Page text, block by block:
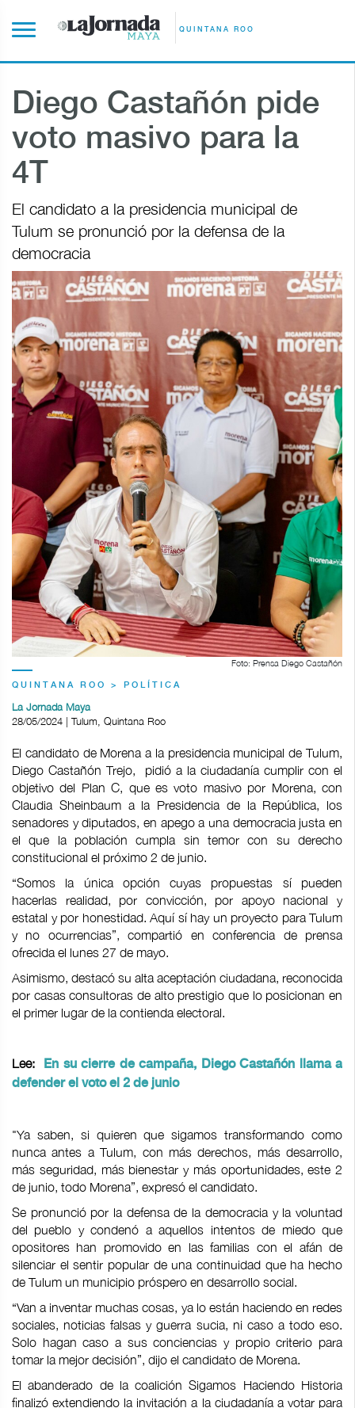
QUINTANA ROO
Diego Castañón pide
voto masivo para la
4T
El candidato a la presidencia municipal de
Tulum se pronunció por la defensa de la
democracia
Foto: Prensa Diego Castañón
QUINTANA ROO > POLÍTICA
La Jornada Maya
28/05/2024 | Tulum, Quintana Roo
El candidato de Morena a la presidencia municipal de Tulum,
Diego Castañón Trejo, pidió a la ciudadanía cumplir con el
objetivo del Plan C, que es voto masivo por Morena, con
Claudia Sheinbaum a la Presidencia de la República, los
senadores y diputados, en apego a una democracia justa en
el que la población cumpla sin temor con su derecho
constitucional el próximo 2 de junio.
“Somos la única opción cuyas propuestas sí pueden
hacerlas realidad, por convicción, por apoyo nacional y
estatal y por honestidad. Aquí sí hay un proyecto para Tulum
y no ocurrencias”, compartió en conferencia de prensa
ofrecida el lunes 27 de mayo.
Asimismo, destacó su alta aceptación ciudadana, reconocida
por casas consultoras de alto prestigio que lo posicionan en
el primer lugar de la contienda electoral.
Lee:
En su cierre de campaña, Diego Castañón llama a
defender el voto el 2 de junio
"Ya saben, si quieren que sigamos transformando como
nunca antes a Tulum, con más derechos, más desarrollo,
más seguridad, más bienestar y más oportunidades, este 2
de junio, todo Morena”, expresó el candidato.
Se pronunció por la defensa de la democracia y la voluntad
del pueblo y condenó a aquellos intentos de miedo que
opositores han promovido en las familias con el afán de
silenciar el sentir popular de una continuidad que ha hecho
de Tulum un municipio próspero en desarrollo social.
“Van a inventar muchas cosas, ya lo están haciendo en redes
sociales, noticias falsas y guerra sucia, ni caso a todo eso.
Solo hagan caso a sus conciencias y propio criterio para
tomar la mejor decisión”, dijo el candidato de Morena.
El abanderado de la coalición Sigamos Haciendo Historia
finalizó extendiendo la invitación a la ciudadanía a votar para